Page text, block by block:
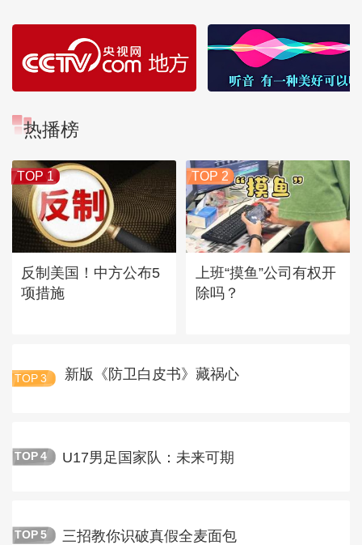
热播榜
TOP 1
反制美国！中方公布5
项措施
TOP 2
上班“摸鱼”公司有权开
除吗？
TOP 3 新版《防卫白皮书》藏祸心
TOP 4 U17男足国家队：未来可期
TOP 5 三招教你识破真假全麦面包